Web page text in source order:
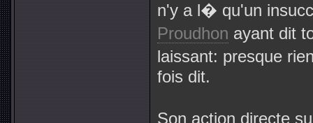
n'y a l� qu'un
Proudhon ayant dit
laissant: presque
fois dit.
Son action directe